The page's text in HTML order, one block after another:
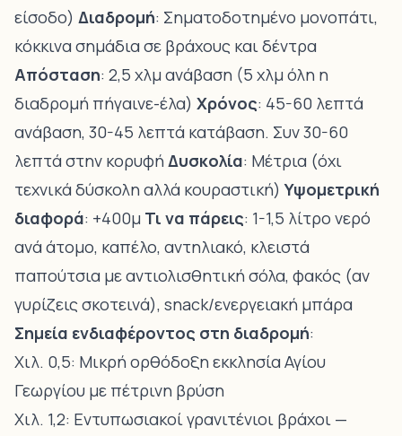
είσοδο) Διαδρομή: Σηματοδοτημένο μονοπάτι,
κόκκινα σημάδια σε βράχους και δέντρα
Απόσταση: 2,5 χλμ ανάβαση (5 χλμ όλη η
διαδρομή πήγαινε-έλα) Χρόνος: 45-60 λεπτά
ανάβαση, 30-45 λεπτά κατάβαση. Συν 30-60
λεπτά στην κορυφή Δυσκολία: Μέτρια (όχι
τεχνικά δύσκολη αλλά κουραστική)Υψομετρική
διαφορά: +400μ Τι να πάρεις: 1-1,5 λίτρο νερό
ανά άτομο, καπέλο, αντηλιακό, κλειστά
παπούτσια με αντιολισθητική σόλα, φακός (αν
γυρίζεις σκοτεινά), snack/ενεργειακή μπάρα
Σημεία ενδιαφέροντος στη διαδρομή:
Χιλ. 0,5: Μικρή ορθόδοξη εκκλησία Αγίου
Γεωργίου με πέτρινη βρύση
Χιλ. 1,2: Εντυπωσιακοί γρανιτένιοι βράχοι —